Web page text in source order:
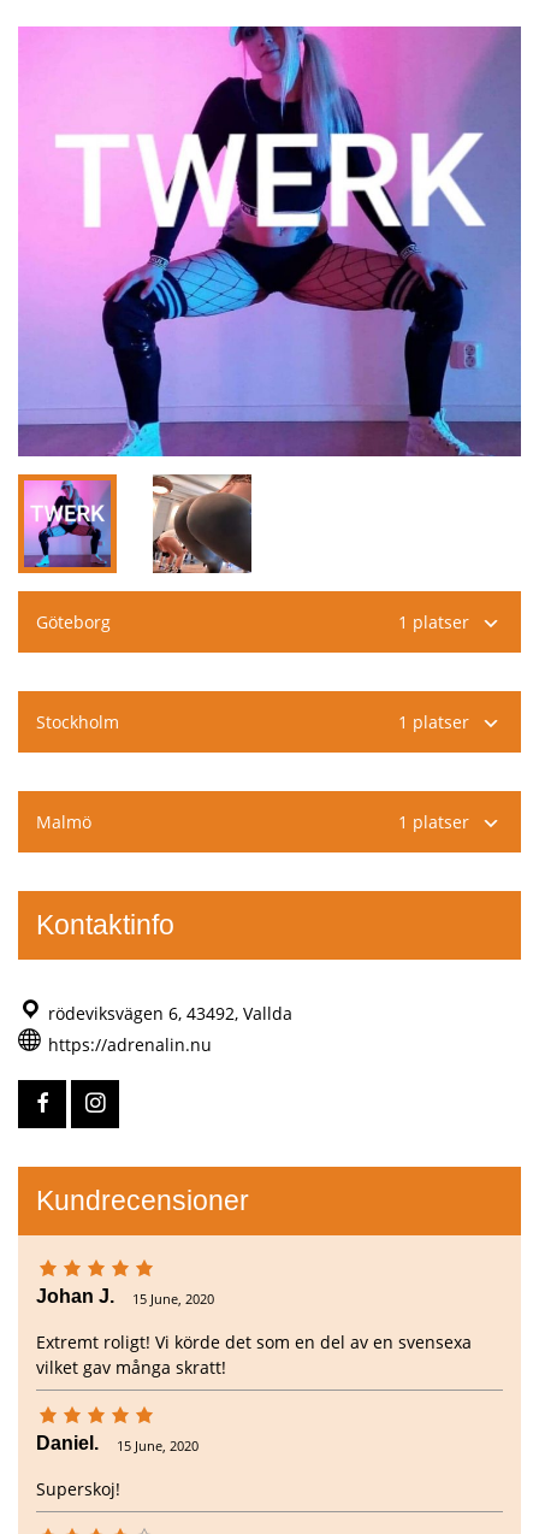
Göteborg 1 platser
Karljohansgatan 64,
41455 Göteborg
Boka här
Stockholm 1 platser
Sveavägen 44,
0706712286
Boka här
Malmö 1 platser
0706712286
Kontaktinfo
rödeviksvägen 6, 43492, Vallda
https://adrenalin.nu
Kundrecensioner
Johan J. 15 June, 2020
Extremt roligt! Vi körde det som en del av en svensexa
vilket gav många skratt!
Daniel. 15 June, 2020
Superskoj!